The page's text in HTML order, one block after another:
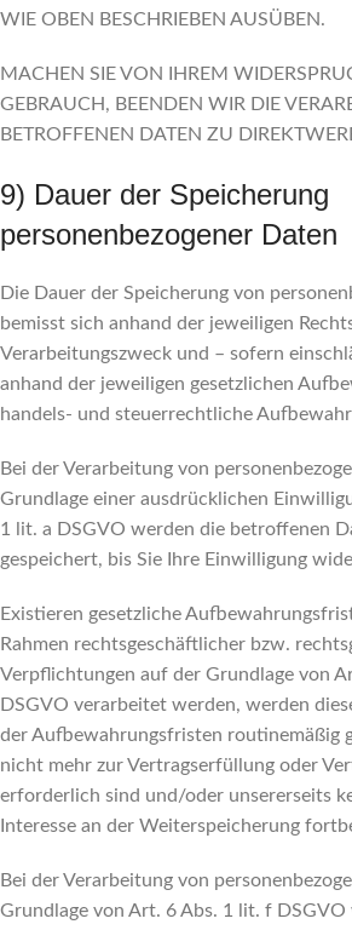
WIE OBEN BESCHRIEBEN AUSÜBEN.
MACHEN SIE VON IHREM
GEBRAUCH, BEENDEN WIR DIE
BETROFFENEN DATEN ZU
9) Dauer der Speicherung
personenbezogener Daten
Die Dauer der Speicherung von
bemisst sich anhand der jeweiligen
Verarbeitungszweck und – sofern
anhand der jeweiligen gesetzlichen
handels- und steuerrechtliche
Bei der Verarbeitung von
Grundlage einer ausdrücklichen
1 lit. a DSGVO werden die betroffenen
gespeichert, bis Sie Ihre Einwilligung
Existieren gesetzliche
Rahmen rechtsgeschäftlicher bzw.
Verpflichtungen auf der Grundlage von
DSGVO verarbeitet werden, werden
der Aufbewahrungsfristen routinemäßig
nicht mehr zur Vertragserfüllung oder
erforderlich sind und/oder unsererseits
Interesse an der Weiterspeicherung
Bei der Verarbeitung von
Grundlage von Art. 6 Abs. 1 lit. f DSGVO